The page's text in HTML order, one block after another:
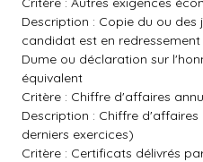
Description : Copie du ou
candidat est en
Dume ou déclaration sur
équivalent
Critère : Chiffre d'affaires
Description : Chiffre
derniers exercices)
Critère : Certificats délivrés